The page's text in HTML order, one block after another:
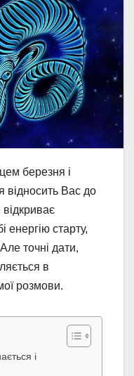
березня і
відносить Вас до
енергію старту,
Але точні дати,
в
розмови.
і